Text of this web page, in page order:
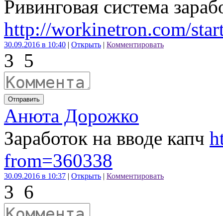
Ривинговая система
http://workinetron.com/
30.09.2016 в 10:40 | Открыть | Комментировать
3 5
Отправить
Анюта Дорожко
Заработок на вводе капч
from=360338
30.09.2016 в 10:37 | Открыть | Комментировать
3 6